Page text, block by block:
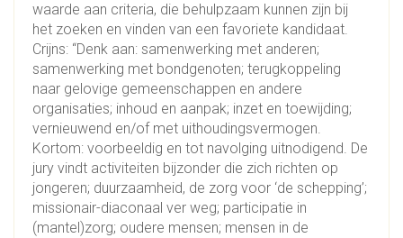
waarde aan criteria, die behulpzaam kunnen zijn bij
het zoeken en vinden van een favoriete kandidaat.
Crijns: “Denk aan: samenwerking met anderen;
samenwerking met bondgenoten; terugkoppeling
naar gelovige gemeenschappen en andere
organisaties; inhoud en aanpak; inzet en toewijding;
vernieuwend en/of met uithoudingsvermogen.
Kortom: voorbeeldig en tot navolging uitnodigend. De
jury vindt activiteiten bijzonder die zich richten op
jongeren; duurzaamheid, de zorg voor ‘de schepping’;
missionair-diaconaal ver weg; participatie in
(mantel)zorg; oudere mensen; mensen in de